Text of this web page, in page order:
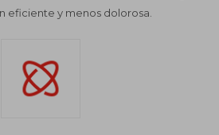
eficiente y menos dolorosa.